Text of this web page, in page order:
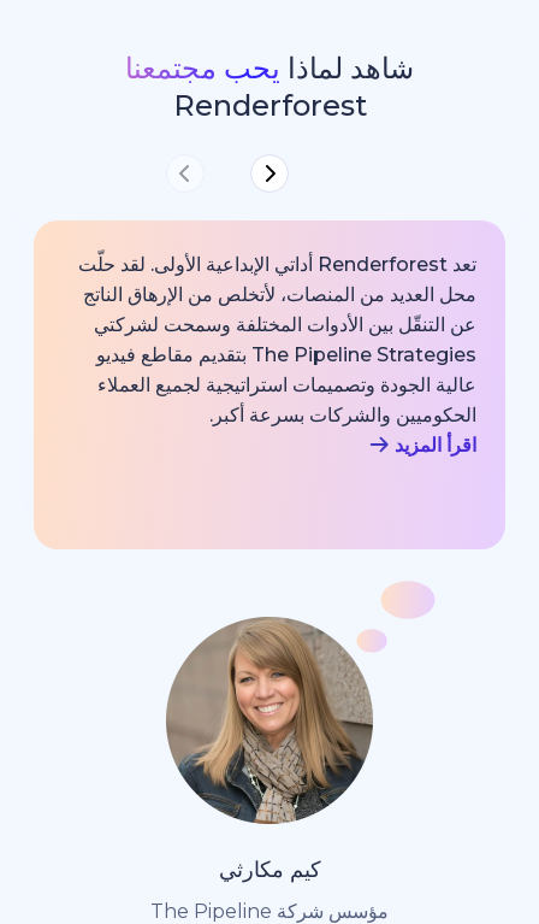
شاهد لماذايحب مجتمعنا
Renderforest
تعد Renderforest أداتي الإبداعية الأولى. لقد حلّت
من المنصات، لأتخلص من الإرهاق الناتج
بين الأدوات المختلفة وسمحت لشركتي
The Pipeline Strategies بتقديم مقاطع فيديو
وتصميمات استراتيجية لجميع العملاء
والشركات بسرعة أكبر.
مؤسس شركة The Pipeline